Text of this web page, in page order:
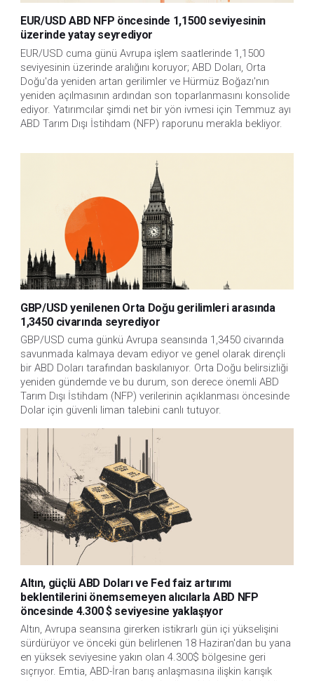
EUR/USD ABD NFP öncesinde 1,1500 seviyesinin
üzerinde yatay seyrediyor
EUR/USD cuma günü Avrupa işlem saatlerinde 1,1500
seviyesinin üzerinde aralığını koruyor; ABD Doları, Orta
Doğu'da yeniden artan gerilimler ve Hürmüz Boğazı'nın
yeniden açılmasının ardından son toparlanmasını konsolide
ediyor. Yatırımcılar şimdi net bir yön ivmesi için Temmuz ayı
ABD Tarım Dışı İstihdam (NFP) raporunu merakla bekliyor.
GBP/USD yenilenen Orta Doğu gerilimleri arasında
1,3450 civarında seyrediyor
GBP/USD cuma günkü Avrupa seansında 1,3450 civarında
savunmada kalmaya devam ediyor ve genel olarak dirençli
bir ABD Doları tarafından baskılanıyor. Orta Doğu belirsizliği
yeniden gündemde ve bu durum, son derece önemli ABD
Tarım Dışı İstihdam (NFP) verilerinin açıklanması öncesinde
Dolar için güvenli liman talebini canlı tutuyor.
Altın, güçlü ABD Doları ve Fed faiz artırımı
beklentilerini önemsemeyen alıcılarla ABD NFP
öncesinde 4.300 $ seviyesine yaklaşıyor
Altın, Avrupa seansına girerken istikrarlı gün içi yükselişini
sürdürüyor ve önceki gün belirlenen 18 Haziran'dan bu yana
en yüksek seviyesine yakın olan 4.300$ bölgesine geri
sıçrıyor. Emtia, ABD-İran barış anlaşmasına ilişkin karışık